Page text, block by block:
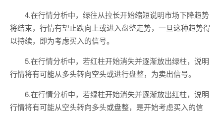
4.在行情分析中，绿往从拉长开始缩短说明市场下降趋势
将结束，行情有望止跌向上或进入盘整走势，一旦这种趋势得
以持续，即为考虑买入的信号。
5.在行情分析中，若红柱开始消失并逐渐放出绿柱，说明
行情将有可能从多头转向空头或进行盘整，为卖出信号。
6.在行情分析中，若绿柱开始消失并逐渐放出红柱，说明
行情将有可能从空头转向多头或盘整，是开始考虑买入的信